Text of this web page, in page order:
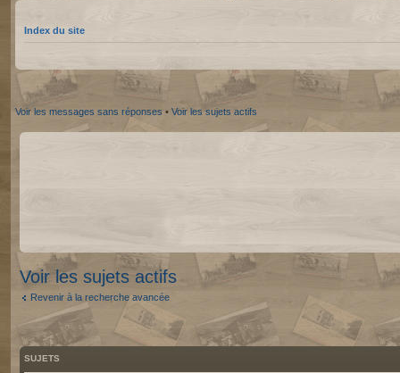
Index du site
Voir les messages sans réponses • Voir les sujets actifs
Voir les sujets actifs
Revenir à la recherche avancée
SUJETS